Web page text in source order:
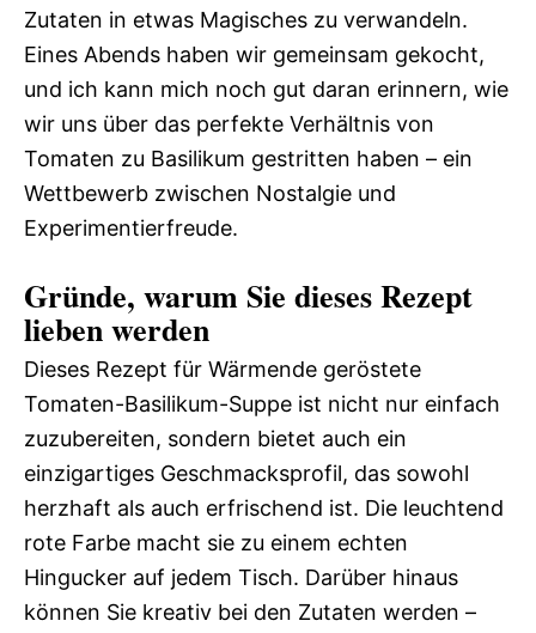
Zutaten in etwas Magisches zu verwandeln.
Eines Abends haben wir gemeinsam gekocht,
und ich kann mich noch gut daran erinnern, wie
wir uns über das perfekte Verhältnis von
Tomaten zu Basilikum gestritten haben – ein
Wettbewerb zwischen Nostalgie und
Experimentierfreude.
Gründe, warum Sie dieses Rezept
lieben werden
Dieses Rezept für Wärmende geröstete
Tomaten-Basilikum-Suppe ist nicht nur einfach
zuzubereiten, sondern bietet auch ein
einzigartiges Geschmacksprofil, das sowohl
herzhaft als auch erfrischend ist. Die leuchtend
rote Farbe macht sie zu einem echten
Hingucker auf jedem Tisch. Darüber hinaus
können Sie kreativ bei den Zutaten werden –